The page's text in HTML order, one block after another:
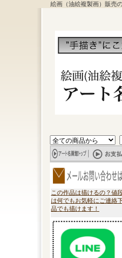
絵画（油絵複製画）販売
この作品は描けるの？値
は何でもお気軽にご連絡
品でも描けます！